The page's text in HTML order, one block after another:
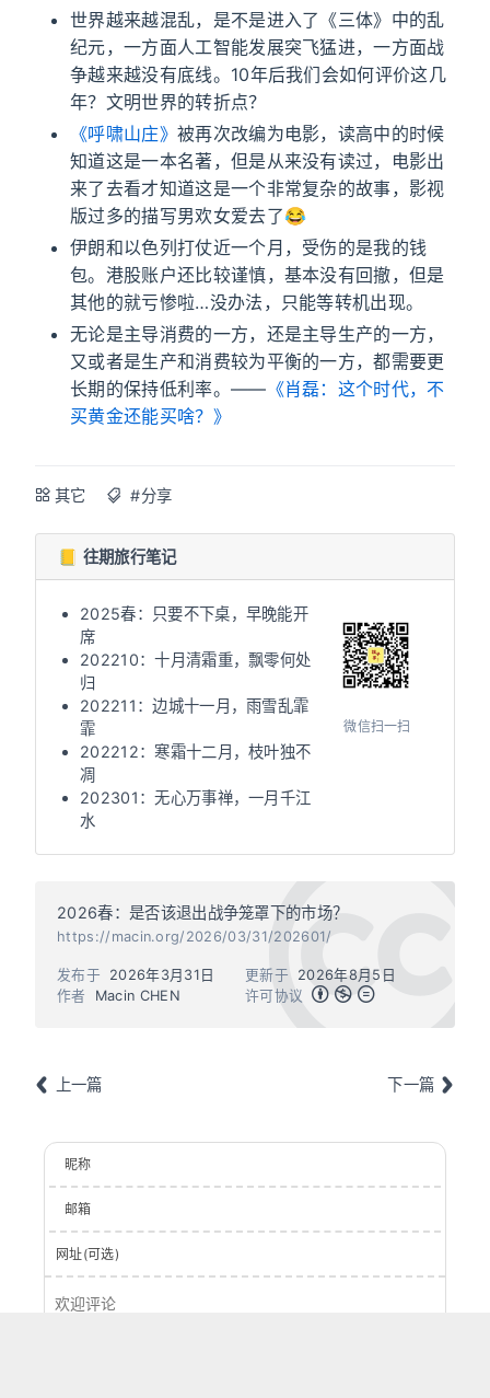
世界越来越混乱，是不是进入了《三体》中的乱
纪元，一方面人工智能发展突飞猛进，一方面战
争越来越没有底线。10年后我们会如何评价这几
年？文明世界的转折点？
《呼啸山庄》 被再次改编为电影，读高中的时候
知道这是一本名著，但是从来没有读过，电影出
来了去看才知道这是一个非常复杂的故事，影视
版过多的描写男欢女爱去了😂
伊朗和以色列打仗近一个月，受伤的是我的钱
包。港股账户还比较谨慎，基本没有回撤，但是
其他的就亏惨啦…没办法，只能等转机出现。
无论是主导消费的一方，还是主导生产的一方，
又或者是生产和消费较为平衡的一方，都需要更
长期的保持低利率。—— 《肖磊：这个时代，不
买黄金还能买啥？》
其它 #分享
📒 往期旅行笔记
2025春：只要不下桌，早晚能开
席
202210：十月清霜重，飘零何处
归
202211：边城十一月，雨雪乱霏
霏
202212：寒霜十二月，枝叶独不
凋
202301：无心万事禅，一月千江
水
微信扫一扫
2026春：是否该退出战争笼罩下的市场？
https://macin.org/2026/03/31/202601/
作者 Macin CHEN
发布于 2026年3月31日 更新于
2026年8月5日
许可协议
上一篇 下一篇
昵称
邮箱
网址(可选)